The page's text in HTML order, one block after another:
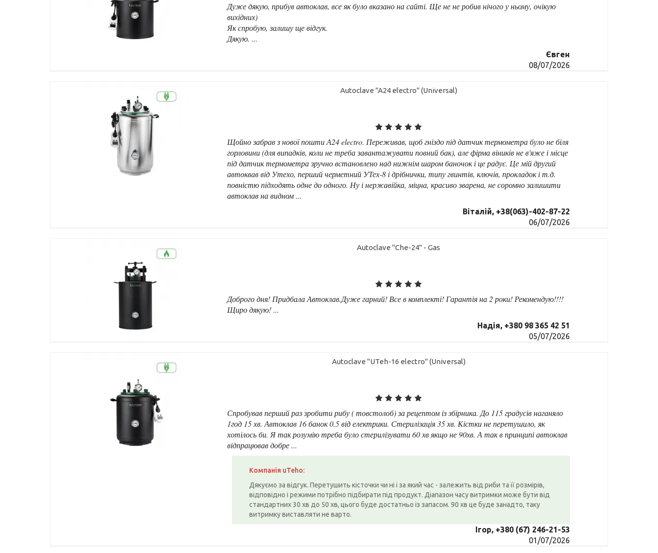
Дуже дякую, прибув автоклав, все як було вказано на сайті. Ще не не робив нічого у ньому, очікую
вихідних)
Як спробую, залишу ще відгук.
Дякую. ...
Євген
08/07/2026
Autoclave "A24 electro" (Universal)
Щойно забрав з нової пошти А24 electro. Переживав, щоб гніздо під датчик термометра було не біля
горловини (для випадків, коли не треба завантажувати повний бак), але фірма віників не в'яже і місце
під датчик термометра зручно встановлено над нижнім шаром баночок і це радує. Це мій другий
автоквав від Утехо, перший черметний УТех-8 і дрібнички, типу гвинтів, ключів, прокладок і т.д.
повністю підходять одне до одного. Ну і нержавійка, міцна, красиво зварена, не соромно залишити
автоклав на видном ...
Віталій, +38(063)-402-87-22
06/07/2026
Autoclave "Che-24" - Gas
Доброго дня! Придбала Автоклав.Дуже гарний! Все в комплекті! Гарантія на 2 роки! Рекомендую!!!!
Щиро дякую! ...
Надія, +380 98 365 42 51
05/07/2026
Autoclave "UTeh-16 electro" (Universal)
Спробував перший раз зробити рибу ( товстолоб) за рецептом із збірника. До 115 градусів наганяло
1год 15 хв. Автоклав 16 банок 0.5 від електрики. Стерилізація 35 хв. Кістки не перетушило, як
хотілось би. Я так розумію треба було стерилізувати 60 хв якщо не 90хв. А так в принципі автоклав
відпрацював добре ...
Компанія uTeho:
Дякуємо за відгук. Перетушить кісточки чи ні і за який час - залежить від риби та її розмірів,
відповідно і режими потрібно підбирати під продукт. Діапазон часу витримки може бути від
стандартних 30 хв до 50 хв, цього буде достатньо із запасом. 90 хв це буде занадто, таку
витримку виставляти не варто.
Ігор, +380 (67) 246-21-53
01/07/2026